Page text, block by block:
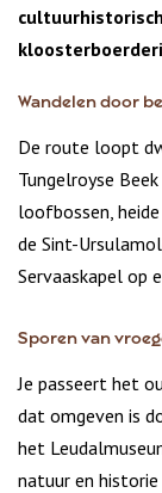
Wandelen door
De route loopt
Tungelroyse
loofbossen,
de Sint-
Servaaskapel op
Sporen van
Je passeert het
dat omgeven is
het
natuur en